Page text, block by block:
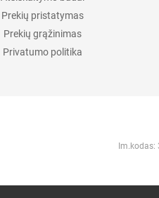
Prekių pristatymas
Prekių grąžinimas
Privatumo politika
Im.kodas: